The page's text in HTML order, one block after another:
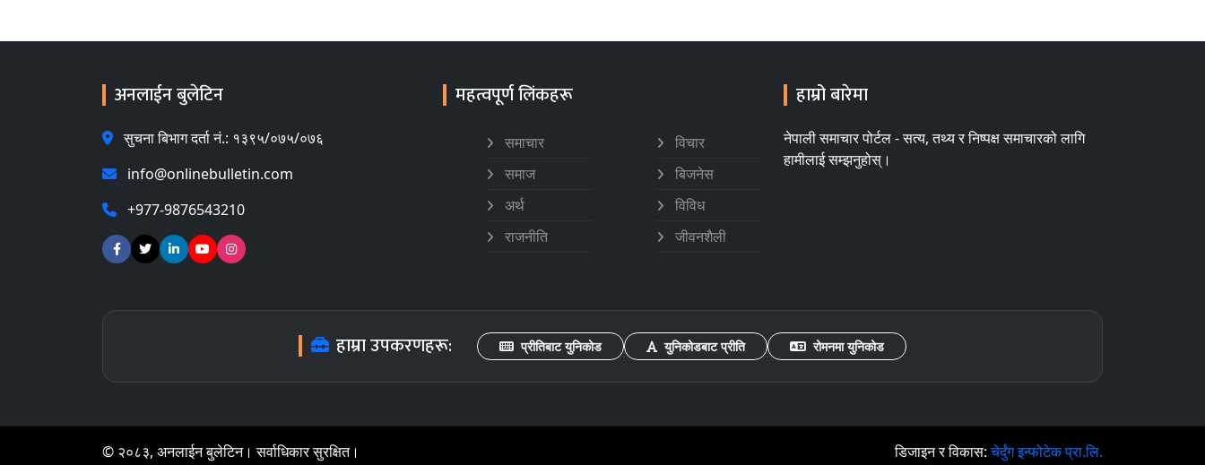
अनलाईन बुलेटिन
सुचना बिभाग दर्ता नं.: १३९५/०७५/०७६
info@onlinebulletin.com
+977-9876543210
महत्वपूर्ण लिंकहरू
समाचार
समाज
अर्थ
राजनीति
विचार
बिजनेस
विविध
जीवनशैली
हाम्रो बारेमा
नेपाली समाचार पोर्टल - सत्य, तथ्य र निष्पक्ष समाचारको लागि
हामीलाई सम्झनुहोस्।
हाम्रा उपकरणहरू: प्रीतिबाट युनिकोड युनिकोडबाट प्रीति रोमनमा युनिकोड
© २०८३, अनलाईन बुलेटिन। सर्वाधिकार सुरक्षित। डिजाइन र विकास:चेर्दुंग इन्फोटेक प्रा.लि.